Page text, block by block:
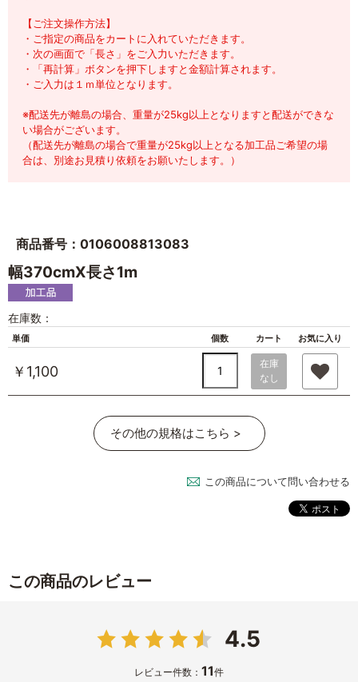
【ご注文操作方法】
・ご指定の商品をカートに入れていただきます。
・次の画面で「長さ」をご入力いただきます。
・「再計算」ボタンを押下しますと金額計算されます。
・ご入力は１ｍ単位となります。
※配送先が離島の場合、重量が25kg以上となりますと配送ができな
い場合がございます。
（配送先が離島の場合で重量が25kg以上となる加工品ご希望の場
合は、別途お見積り依頼をお願いたします。）
商品番号：0106008813083
幅370cmX長さ1m
在庫数：
単価 個数 カート お気に入り
￥1,100
在庫
なし
その他の規格はこちら >
この商品について問い合わせる
この商品のレビュー
4.5
レビュー件数： 11件